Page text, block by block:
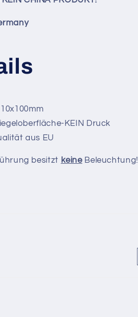
KEIN Druck
aus EU
besitzt keineBeleuchtung!